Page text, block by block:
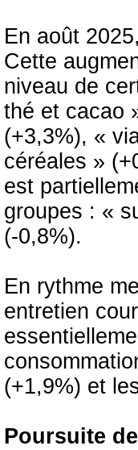
En août
Cette
niveau de
thé et cacao
(+3,3%), «
céréales »
est
groupes : «
(-0,8%).
En rythme
entretien
(+1,9%) et
Poursuite